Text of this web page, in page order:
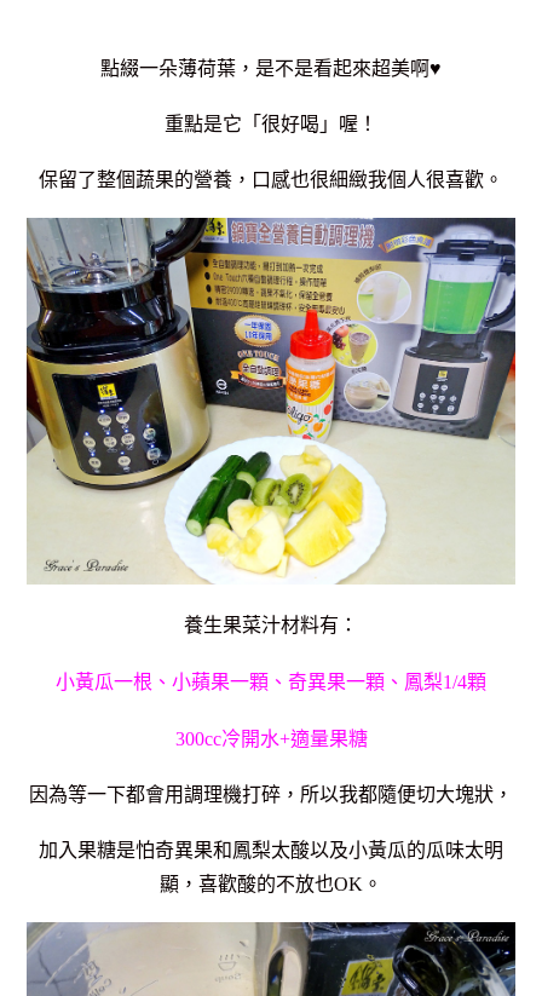
點綴一朵薄荷葉，是不是看起來超美啊♥
重點是它「很好喝」喔！
保留了整個蔬果的營養，口感也很細緻我個人很喜歡。
養生果菜汁材料有：
小黃瓜一根、小蘋果一顆、奇異果一顆、鳳梨1/4顆
300cc冷開水+適量果糖
因為等一下都會用調理機打碎，所以我都隨便切大塊狀，
加入果糖是怕奇異果和鳳梨太酸以及小黃瓜的瓜味太明
顯， 喜歡酸的不放也OK。